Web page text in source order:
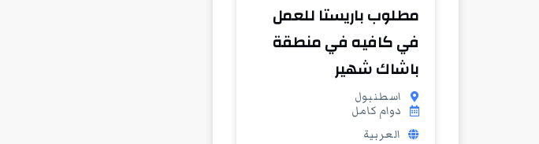
مطلوب باريستا للعمل
في كافيه في منطقة
باشاك شهير
اسطنبول
دوام كامل
العربية